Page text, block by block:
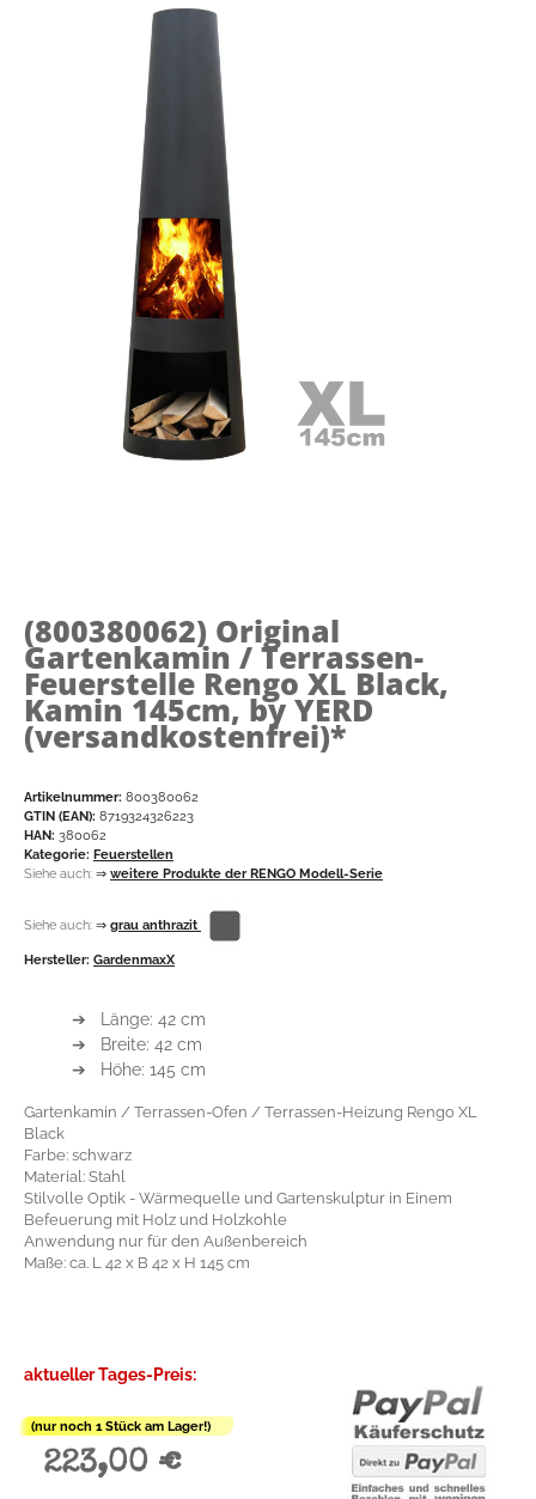
(800380062) Original
Gartenkamin / Terrassen-
Feuerstelle Rengo XL Black,
Kamin 145cm, by YERD
(versandkostenfrei)*
Artikelnummer: 800380062
GTIN (EAN): 8719324326223
HAN: 380062
Kategorie: Feuerstellen
Siehe auch: ⇒ weitere Produkte der RENGO Modell-Serie
Siehe auch: ⇒ grau anthrazit
Hersteller: GardenmaxX
➔ Länge: 42 cm
➔ Breite: 42 cm
➔ Höhe: 145 cm
Gartenkamin / Terrassen-Ofen / Terrassen-Heizung Rengo XL
Black
Farbe: schwarz
Material: Stahl
Stilvolle Optik - Wärmequelle und Gartenskulptur in Einem
Befeuerung mit Holz und Holzkohle
Anwendung nur für den Außenbereich
Maße: ca. L 42 x B 42 x H 145 cm
aktueller Tages-Preis:
(nur noch 1 Stück am Lager!)
223,00 €